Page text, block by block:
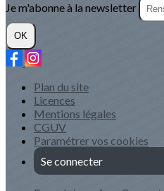
Je m'abonne à la newsletter
OK
Plan du site
Licences
Mentions légales
CGUV
Paramétrer vos cookies
Se connecter